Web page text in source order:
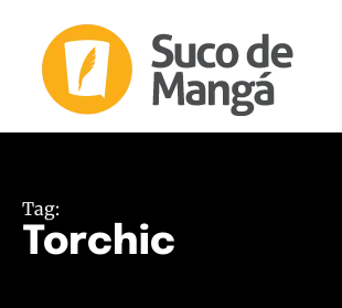
Tag:
Torchic